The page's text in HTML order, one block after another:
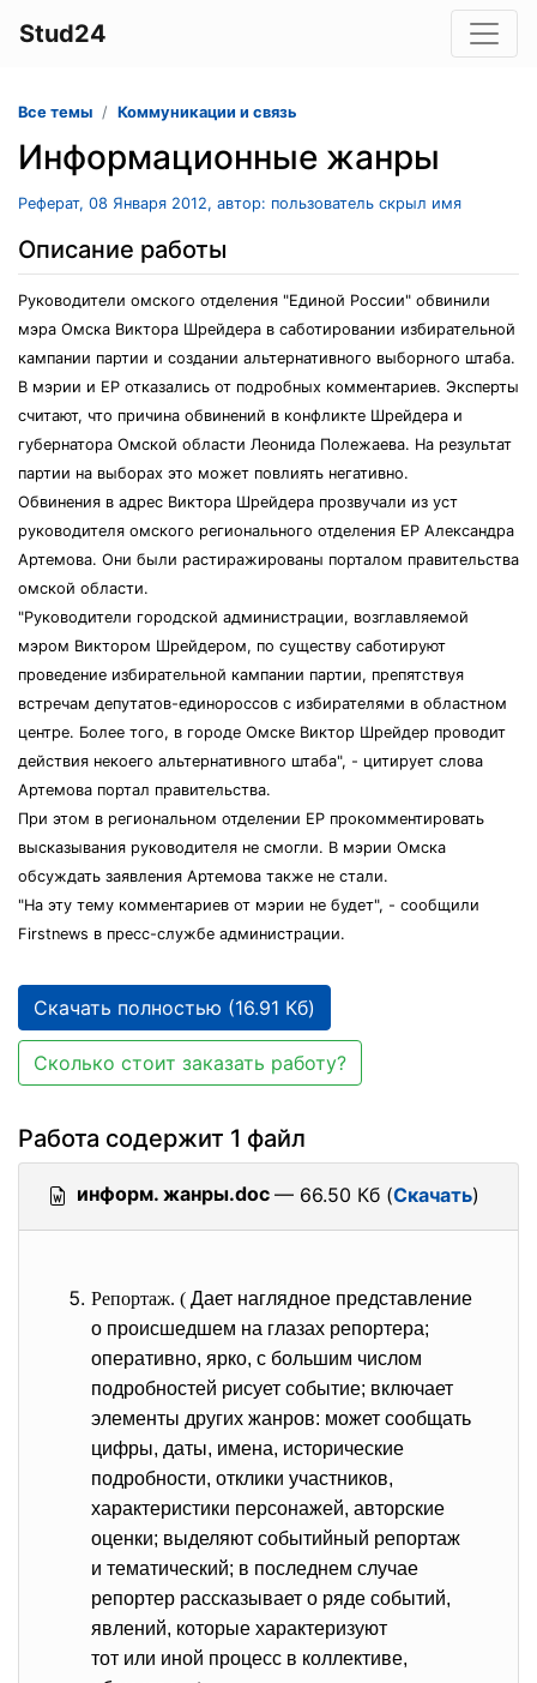
Stud24
Все темы Коммуникации и связь
Информационные жанры
Реферат, 08 Января 2012, автор: пользователь скрыл имя
Описание работы
Руководители омского отделения "Единой России" обвинили
мэра Омска Виктора Шрейдера в саботировании избирательной
кампании партии и создании альтернативного выборного штаба.
В мэрии и ЕР отказались от подробных комментариев. Эксперты
считают, что причина обвинений в конфликте Шрейдера и
губернатора Омской области Леонида Полежаева. На результат
партии на выборах это может повлиять негативно.
Обвинения в адрес Виктора Шрейдера прозвучали из уст
руководителя омского регионального отделения ЕР Александра
Артемова. Они были растиражированы порталом правительства
омской области.
"Руководители городской администрации, возглавляемой
мэром Виктором Шрейдером, по существу саботируют
проведение избирательной кампании партии, препятствуя
встречам депутатов-единороссов с избирателями в областном
центре. Более того, в городе Омске Виктор Шрейдер проводит
действия некоего альтернативного штаба", - цитирует слова
Артемова портал правительства.
При этом в региональном отделении ЕР прокомментировать
высказывания руководителя не смогли. В мэрии Омска
обсуждать заявления Артемова также не стали.
"На эту тему комментариев от мэрии не будет", - сообщили
Firstnews в пресс-службе администрации.
Скачать полностью (16.91 Кб)
Сколько стоит заказать работу?
Работа содержит 1 файл
информ. жанры.doc — 66.50 Кб (Скачать)
Репортаж. ( Дает наглядное представление
о происшедшем на глазах репортера;
оперативно, ярко, с большим числом
подробностей рисует событие; включает
элементы других жанров: может сообщать
цифры, даты, имена, исторические
подробности, отклики участников,
характеристики персонажей, авторские
оценки; выделяют событийный репортаж
и тематический; в последнем случае
репортер рассказывает о ряде событий,
явлений, которые характеризуют
тот или иной процесс в коллективе,